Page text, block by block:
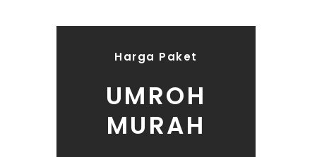
Harga Paket
UMROH
MURAH